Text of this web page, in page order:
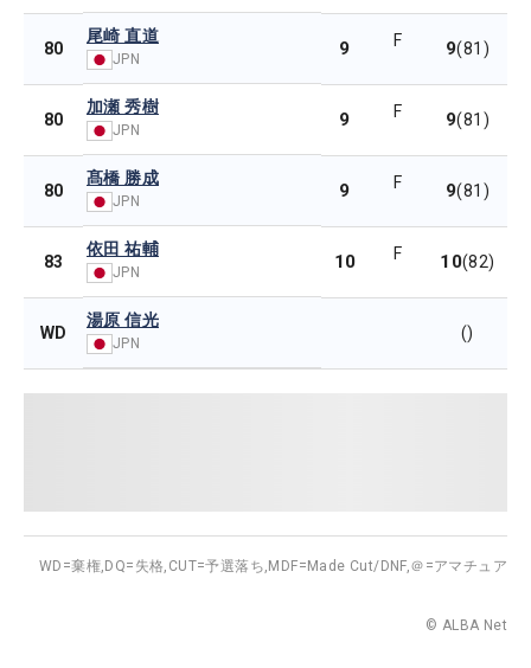
80
尾崎 直道
JPN 9 F 9(81)
80
加瀬 秀樹
JPN 9 F 9(81)
80
髙橋 勝成
JPN 9 F 9(81)
83
依田 祐輔
JPN 10 F 10(82)
WD
湯原 信光
JPN
()
WD=棄権, DQ=失格, CUT=予選落ち, MDF=Made Cut/DNF,＠=アマチュア
© ALBA Net